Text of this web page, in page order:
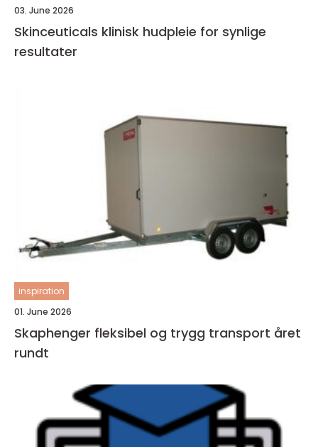
03. June 2026
Skinceuticals klinisk hudpleie for synlige
resultater
inspiration
01. June 2026
Skaphenger fleksibel og trygg transport året
rundt